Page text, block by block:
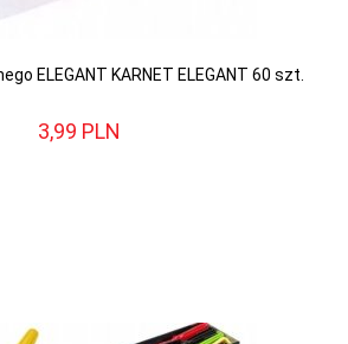
ELEGANT KARNET ELEGANT 60 szt.
3,99 PLN